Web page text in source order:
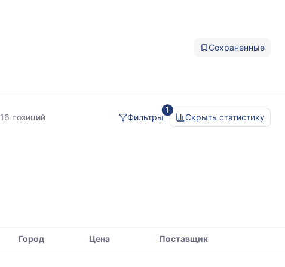
Сохраненные
16 позиций
1
Фильтры
Скрыть статистику
Город Цена Поставщик